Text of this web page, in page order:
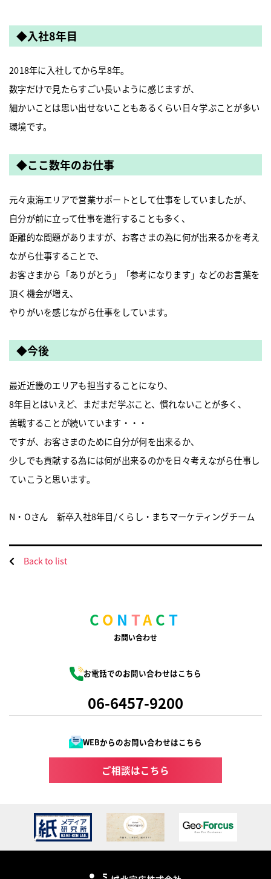
◆入社8年目
2018年に入社してから早8年。
数字だけで見たらすごい長いように感じますが、
細かいことは思い出せないこともあるくらい日々学ぶことが多い
環境です。
◆ここ数年のお仕事
元々東海エリアで営業サポートとして仕事をしていましたが、
自分が前に立って仕事を進行することも多く、
距離的な問題がありますが、お客さまの為に何が出来るかを考え
ながら仕事することで、
お客さまから「ありがとう」「参考になります」などのお言葉を
頂く機会が増え、
やりがいを感じながら仕事をしています。
◆今後
最近近畿のエリアも担当することになり、
8年目とはいえど、まだまだ学ぶこと、慣れないことが多く、
苦戦することが続いています・・・
ですが、お客さまのために自分が何を出来るか、
少しでも貢献する為には何が出来るのかを日々考えながら仕事し
ていこうと思います。
N・Oさん 新卒入社8年目/くらし・まちマーケティングチーム
Back to list
C O N TA CT
お問い合わせ
お電話でのお問い合わせはこちら
06-6457-9200
WEBからのお問い合わせはこちら
ご相談はこちら